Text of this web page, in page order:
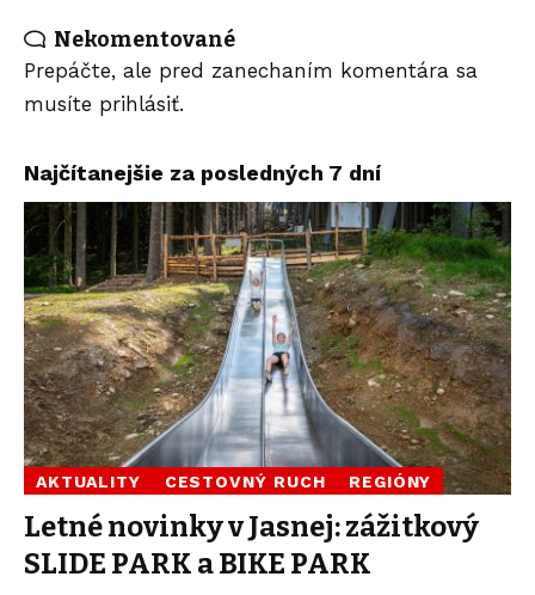
Nekomentované
Prepáčte, ale pred zanechaním komentára sa
musíte prihlásiť.
Najčítanejšie za posledných 7 dní
AKTUALITY CESTOVNÝ RUCH REGIÓNY
Letné novinky v Jasnej: zážitkový
SLIDE PARK a BIKE PARK